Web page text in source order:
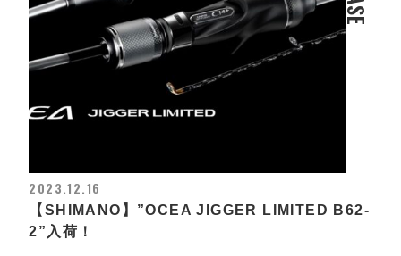
2023.12.16
【SHIMANO】”OCEA JIGGER LIMITED B62-
2”入荷！